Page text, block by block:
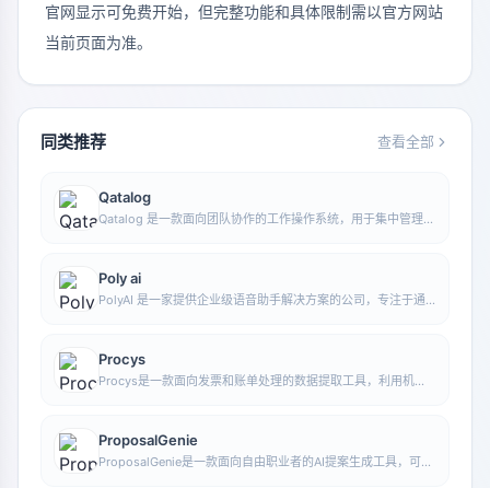
官网显示可免费开始，但完整功能和具体限制需以官方网站
当前页面为准。
同类推荐 查看全部
Qatalog
Qatalog 是一款面向团队协作的工作操作系统，用于集中管理人
Poly ai
PolyAI 是一家提供企业级语音助手解决方案的公司，专注于通
Procys
Procys是一款面向发票和账单处理的数据提取工具，利用机器
ProposalGenie
ProposalGenie是一款面向自由职业者的AI提案生成工具，可为